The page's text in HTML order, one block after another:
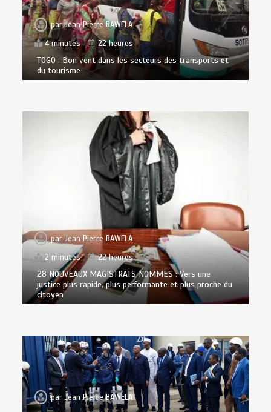
parJean Pierre BAWELA
4 minutes
22 heures
TOGO : Bon vent dans les secteurs des transports et
du tourisme
parJean Pierre BAWELA
2 minutes
22 heures
28 NOUVEAUX MAGISTRATS NOMMES : Vers une
justice plus rapide, plus performante et plus proche du
citoyen
parJean Pierre BAWELA